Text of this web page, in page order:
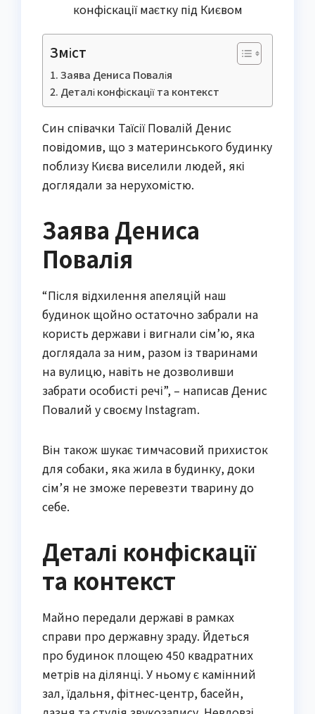
конфіскації маєтку під Києвом
Зміст
Заява Дениса Повалія
Деталі конфіскації та контекст
Син співачки Таїсії Повалій Денис
повідомив, що з материнського будинку
поблизу Києва виселили людей, які
доглядали за нерухомістю.
Заява Дениса
Повалія
“Після відхилення апеляцій наш
будинок щойно остаточно забрали на
користь держави і вигнали сім’ю, яка
доглядала за ним, разом із тваринами
на вулицю, навіть не дозволивши
забрати особисті речі”, – написав Денис
Повалий у своєму Instagram.
Він також шукає тимчасовий прихисток
для собаки, яка жила в будинку, доки
сім’я не зможе перевезти тварину до
себе.
Деталі конфіскації
та контекст
Майно передали державі в рамках
справи про державну зраду. Йдеться
про будинок площею 450 квадратних
метрів на ділянці. У ньому є камінний
зал, їдальня, фітнес-центр, басейн,